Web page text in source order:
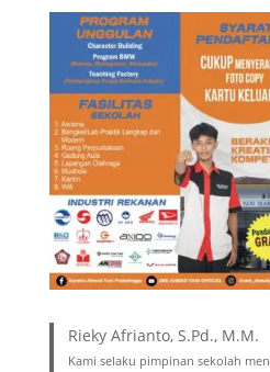
Rieky Afrianto, S.Pd., M.M.
Kami selaku pimpinan sekolah